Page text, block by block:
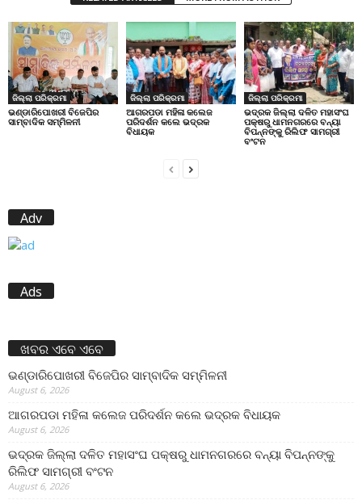
ଜିଲ୍ଲା ପରିକ୍ରମା
ଭଣ୍ଡାରିପୋଖରୀ ବିଜେପିର
ସାମ୍ବାଦିକ ସମ୍ମିଳନୀ
ଜିଲ୍ଲା ପରିକ୍ରମା
ଆଗରପଡା ମହିଳା କଲେଜ
ପରିଦର୍ଶନ କଲେ ଭଦ୍ରକ
ବିଧାୟକ
ଜିଲ୍ଲା ପରିକ୍ରମା
ଭଦ୍ରକ ଜିଲ୍ଲା ଦଳିତ ମହାସଂଘ
ପକ୍ଷରୁ ଧାମନଗରରେ ବନ୍ୟା
ବିପନ୍ନଙ୍କୁ ରିଲିଫ ସାମଗ୍ରୀ
ବଂଟନ
Adv
Ads
ଖବର ଏବେ ଏବେ
ଭଣ୍ଡାରିପୋଖରୀ ବିଜେପିର ସାମ୍ବାଦିକ ସମ୍ମିଳନୀ
August 6, 2026
ଆଗରପଡା ମହିଳା କଲେଜ ପରିଦର୍ଶନ କଲେ ଭଦ୍ରକ ବିଧାୟକ
August 6, 2026
ଭଦ୍ରକ ଜିଲ୍ଲା ଦଳିତ ମହାସଂଘ ପକ୍ଷରୁ ଧାମନଗରରେ ବନ୍ୟା ବିପନ୍ନଙ୍କୁ
ରିଲିଫ ସାମଗ୍ରୀ ବଂଟନ
August 6, 2026